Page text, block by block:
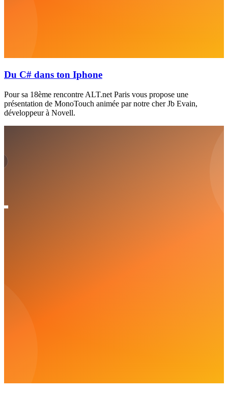
Du C# dans ton Iphone
Pour sa 18ème rencontre ALT.net Paris vous propose une
présentation de MonoTouch animée par notre cher Jb Evain,
développeur à Novell.